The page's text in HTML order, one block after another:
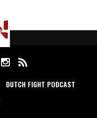
DUTCH FIGHT PODCAST